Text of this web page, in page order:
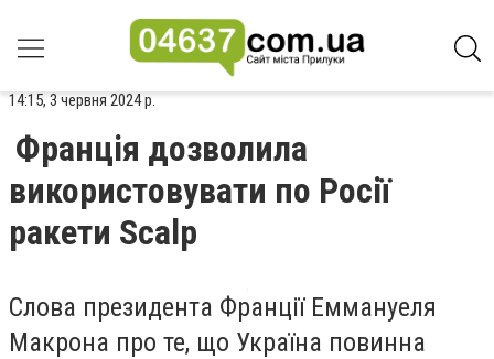
14:15, 3 червня 2024 р.
Франція дозволила
використовувати по Росії
ракети Scalp
Слова президента Франції Еммануеля
Макрона про те, що Україна повинна